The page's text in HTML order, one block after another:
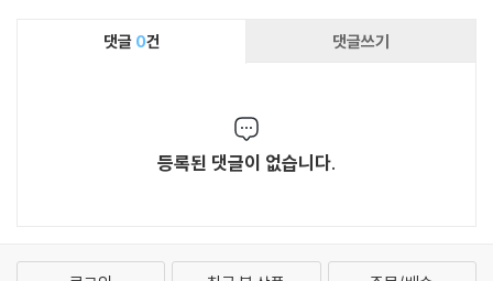
댓글 0건 댓글쓰기
등록된 댓글이 없습니다.